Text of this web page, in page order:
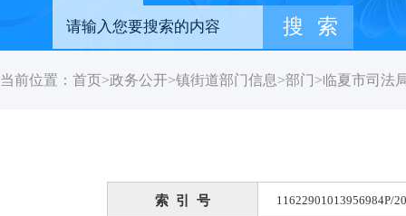
当前位置： 首页>政务公开>镇街道部门信息>部门>临夏市司法
索 引 号 11622901013956984P/